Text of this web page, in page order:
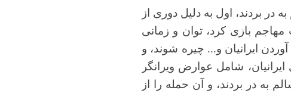
در بردند، اول به دلیل دوری از
بازی کرد، توان و زمانی
ایرانیان و... چیره شوند، و
شامل عوارض ویرانگر
به در بردند، و آن حمله را از